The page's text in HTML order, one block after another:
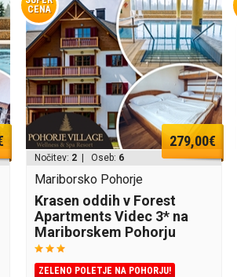
CENA
279,00€
Nočitev: 2 | Oseb: 6
Mariborsko Pohorje
Krasen oddih v Forest
Apartments Videc 3* na
Mariborskem Pohorju
ZELENO POLETJE NA POHORJU!